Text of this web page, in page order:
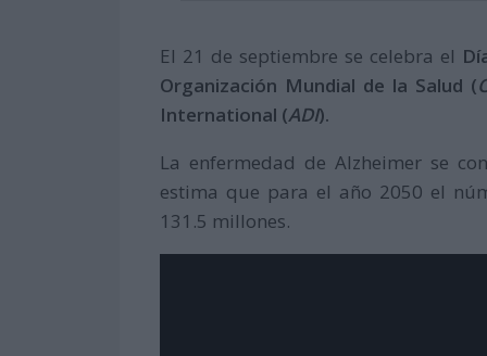
El 21 de septiembre se celebra el
Organización Mundial de la Salud (
International (ADI).
La enfermedad de Alzheimer se
estima que para el año 2050 el
131.5 millones.